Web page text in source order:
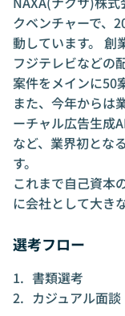
クベンチャーで、
動しています。 創
フジテレビなどの
案件をメインに50
また、今年からは
ーチャル広告生成
など、業界初とな
す。
これまで自己資本
に会社として大き
選考フロー
書類選考
カジュアル面談